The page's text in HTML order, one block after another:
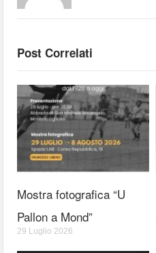
Post Correlati
Mostra fotografica “U
Pallon a Mond”
29 Luglio 2026